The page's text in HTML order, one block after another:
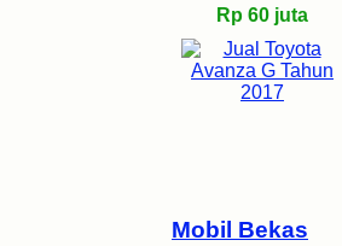
Mobil Bekas
Rp 60 juta